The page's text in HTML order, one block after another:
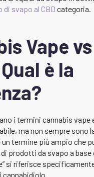
di svapo al CBD categoria.
Vape vs
è la
i termini cannabis vape
ma non sempre sono
un termine più ampio che
prodotti da svapo a base
si riferisce